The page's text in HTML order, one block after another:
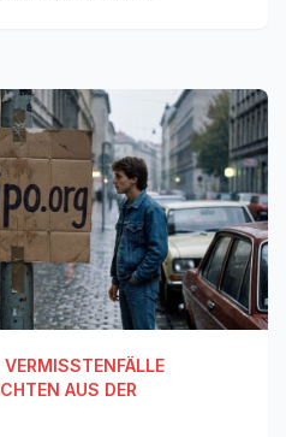
VERMISSTENFÄLLE
AUS DER